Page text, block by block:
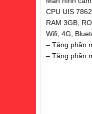
CPU UIS 7862
RAM 3GB,
Wifi, 4G,
– Tặng phần
– Tặng phần